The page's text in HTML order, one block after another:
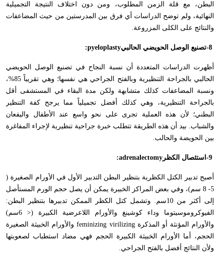
البطن، مع قلة الزمن المطلوب، ومن دون اختلاف النتيجة التجميلية
النهائية، ولم توضح الدراسات أي فرق بين المدرستين من حيث المضاعفات
والنتائج على الكلى المزروعة.
-8تصنيع الوصل الحويضي الحالبي:pyeloplasty
أظهرت الدراسات المتعددة أن نسبة النجاح في تصنيع الوصل الحويضي
الحالبي بالجراحة التنظيرية وبالفتح الجراحي هي نفسها؛ وهي تقريباً 85%،
ونسبة المضاعفات كذلك متشابهة ولكن مدة البقاء في المستشفى أقل
بالجراحة التنظيرية، وهي كذلك أفضل تجميلياً مما يرجح كفة التنظير
البطني؛ لأن هذه العملية تجرى على نحو واسع عند الأطفال واليفعان
والشباب. بيد أن هذه الطريقة تتطلب خبرة جراحية تنظيرية لإجراء المفاغرة
بين الحويضة والحالب.
-9 استئصال الكظر :adrenalectomy
أصبح تدبير الكتل الكظرية بتنظير البطن التدبير الأول في الأورام الصغيرة (
5- 8 سم)، وفي بعض المراكز الخبيرة يمكن أن يصل حجم الورم المستأصل
إلى أكثر من 10سم. وتشمل كتل الكظر الممكن تدبيرها بتنظير البطن:
الفيوكروموسيتوما وداء كوشينغ والأورام اللاعرضية الكبيرة (< 6سم)
والأورام المؤنثة أو المذكرة feminizing virilizing والأورام الخبيثة الصغيرة
الحجم، أما الأورام الخبيثة الكبيرة الحجم فهي مضاد استطباب لصعوبتها
ولأن النتائج أفضل بالفتح الجراحي.